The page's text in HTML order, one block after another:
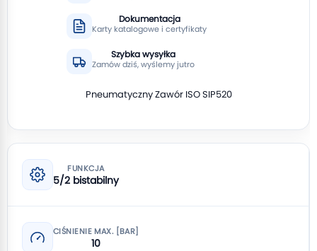
Dokumentacja
Karty katalogowe i certyfikaty
Szybka wysyłka
Zamów dziś, wyślemy jutro
Pneumatyczny Zawór ISO SIP520
FUNKCJA
5/2 bistabilny
CIŚNIENIE MAX. [BAR]
10